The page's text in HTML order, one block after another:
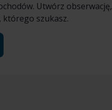
Utwórz obserwację,
którego szukasz.